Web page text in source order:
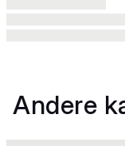
Andere